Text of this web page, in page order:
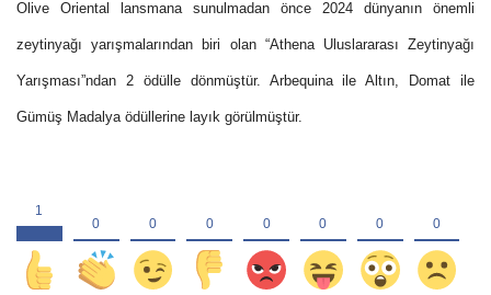
Olive Oriental lansmana sunulmadan önce 2024 dünyanın önemli
zeytinyağı yarışmalarından biri olan “Athena Uluslararası Zeytinyağı
Yarışması”ndan 2 ödülle dönmüştür. Arbequina ile Altın, Domat ile
Gümüş Madalya ödüllerine layık görülmüştür.